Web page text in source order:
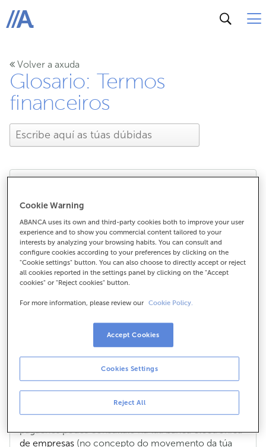
ABANCA
Volver a axuda
Glosario: Termos
financeiros
Que é o Número de
Referencia Completo ou
NRC?
Que é o Número de Referencia
O NRC ou Número de Referencia Completo é un
no que realizas o pago dun tributo. Serve para
acreditar ese pago ante a Axencia Estatal da
Administración Tributaria (AEAT).
Se necesitas saber o NRC dun tributo que xa
pagaches podes consultalo na túabanca electrónica
de empresas (no concepto do movemento da túa
Cookie Warning
ABANCA uses its own and third-party cookies both to improve your user
experience and to show you commercial content tailored to your
interests by analyzing your browsing habits. You can consult and
configure cookies according to your preferences by clicking on the
"Cookie settings" button. You can also choose to directly accept or reject
all cookies reported in the settings panel by clicking on the "Accept
cookies" or "Reject cookies" button.
For more information, please review our Cookie Policy.
Reject All
Cookies Settings
Accept Cookies